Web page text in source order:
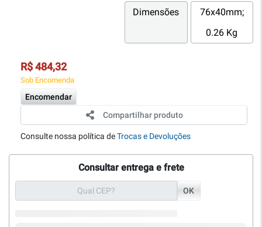
Dimensões
76x40mm;
0.26 Kg
R$ 484,32
Sob Encomenda
Encomendar
Compartilhar produto
Consulte nossa política deTrocas e Devoluções
Consultar entrega e frete
OK